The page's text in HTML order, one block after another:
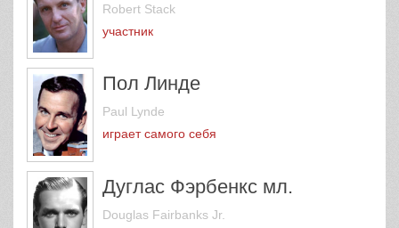
Robert Stack
участник
Пол Линде
Paul Lynde
играет самого себя
Дуглас Фэрбенкс мл.
Douglas Fairbanks Jr.